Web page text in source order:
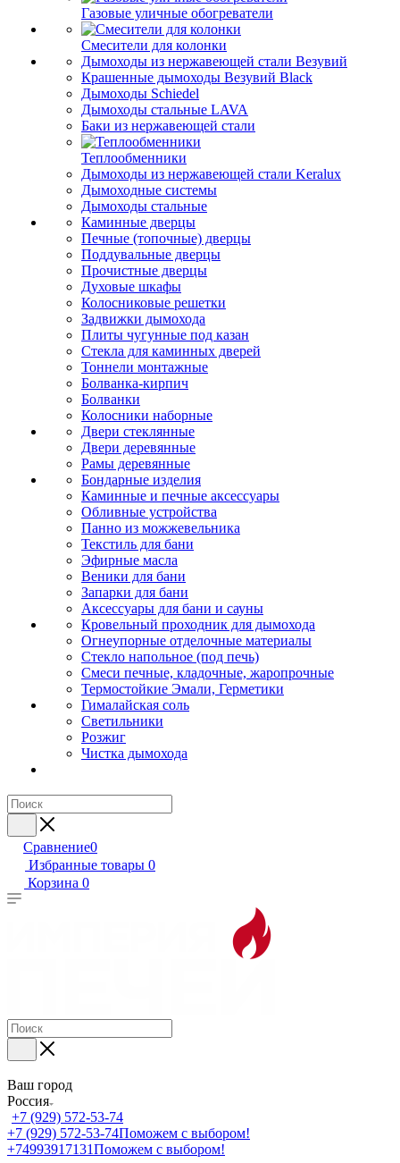
Газовые уличные обогреватели
Смесители для колонки
Дымоходы из нержавеющей стали Везувий
Крашенные дымоходы Везувий Black
Дымоходы Schiedel
Дымоходы стальные LAVA
Баки из нержавеющей стали
Теплообменники
Дымоходы из нержавеющей стали Keralux
Дымоходные системы
Дымоходы стальные
Каминные дверцы
Печные (топочные) дверцы
Поддувальные дверцы
Прочистные дверцы
Духовые шкафы
Колосниковые решетки
Задвижки дымохода
Плиты чугунные под казан
Стекла для каминных дверей
Тоннели монтажные
Болванка-кирпич
Болванки
Колосники наборные
Двери стеклянные
Двери деревянные
Рамы деревянные
Бондарные изделия
Каминные и печные аксессуары
Обливные устройства
Панно из можжевельника
Текстиль для бани
Эфирные масла
Веники для бани
Запарки для бани
Аксессуары для бани и сауны
Кровельный проходник для дымохода
Огнеупорные отделочные материалы
Стекло напольное (под печь)
Смеси печные, кладочные, жаропрочные
Термостойкие Эмали, Герметики
Гималайская соль
Светильники
Розжиг
Чистка дымохода
Сравнение0
Избранные товары 0
Корзина 0
Ваш город
Россия
+7 (929) 572-53-74
+7 (929) 572-53-74Поможем с выбором!
+74993917131Поможем с выбором!